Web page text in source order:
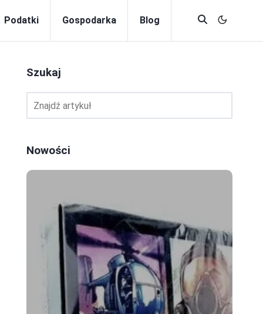
Podatki Gospodarka Blog
Szukaj
Nowości